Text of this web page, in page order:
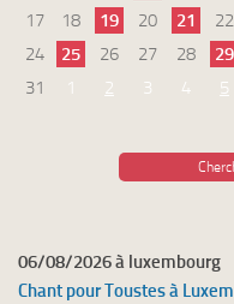
17
18 19 20 21 22
24
25 26 27 28 29
31
1 2 3 4 5
06/08/2026 à luxembourg
Chant pour Toustes à